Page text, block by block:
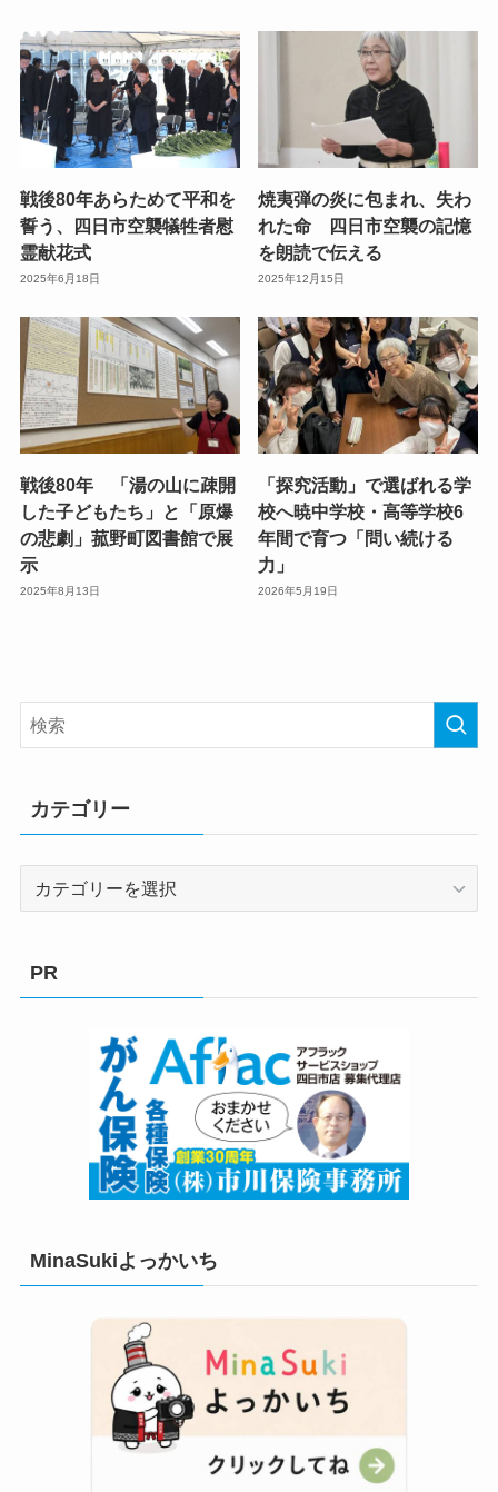
戦後80年あらためて平和を
誓う、四日市空襲犠牲者慰
霊献花式
2025年6月18日
焼夷弾の炎に包まれ、失わ
れた命 四日市空襲の記憶
を朗読で伝える
2025年12月15日
戦後80年 「湯の山に疎開
した子どもたち」と「原爆
の悲劇」菰野町図書館で展
示
2025年8月13日
「探究活動」で選ばれる学
校へ暁中学校・高等学校6
年間で育つ「問い続ける
力」
2026年5月19日
カテゴリー
PR
MinaSukiよっかいち